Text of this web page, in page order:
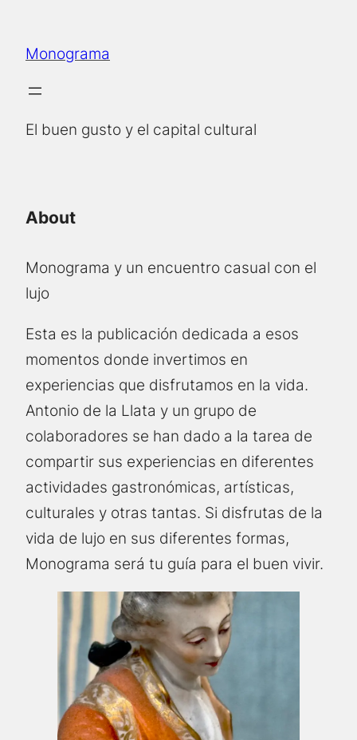
to
Monograma
El buen gusto y el capital cultural
About
Monograma y un encuentro casual con el
lujo
Esta es la publicación dedicada a esos
momentos donde invertimos en
experiencias que disfrutamos en la vida.
Antonio de la Llata y un grupo de
colaboradores se han dado a la tarea de
compartir sus experiencias en diferentes
actividades gastronómicas, artísticas,
culturales y otras tantas. Si disfrutas de la
vida de lujo en sus diferentes formas,
Monograma será tu guía para el buen vivir.